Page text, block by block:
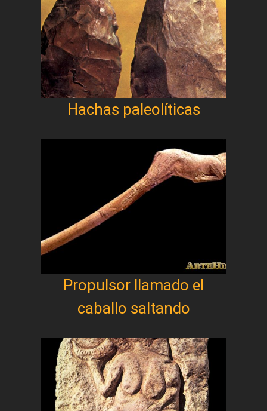
Hachas paleolíticas
Propulsor llamado el
caballo saltando